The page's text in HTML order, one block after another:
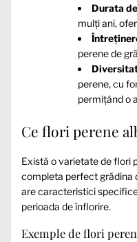
Durata
mulți ani,
perene de
perene, cu
permițând o
Ce flori perene
Există o varietate de flori
completa perfect grădina
are caracteristici
perioada de înflorire.
Exemple de flori